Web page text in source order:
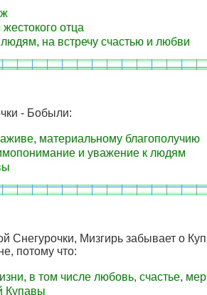
отца
на встречу счастью и любви
- Бобыли:
материальному благополучию
и уважение к людям
Снегурочки, Мизгирь забывает о
потому что:
в том числе любовь, счастье,
Купавы